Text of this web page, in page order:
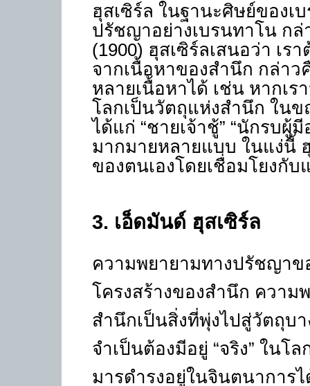
ฮุสเซิร์ล ในฐานะศิษย์ของ
ปรัชญาอย่างเบรนทาโน ก
(1900) ฮุสเซิร์ลเสนอว่า เ
จากเนื้อหาของสำนึก กล่า
หลายเนื้อหาได้ เช่น หากเ
โลกเป็นวัตถุแห่งสำนึก ใน
ได้แก่ “ชายเจ้าชู้” “นักรบผู้
มากมายหลายแบบ ในแง่นี้
ของตนเองโดยเชื่อมโยงกั
3. เอ็ดมันด์ ฮุสเซิร์ล
ความพยายามทางปรัชญา
โครงสร้างของสำนึก ความ
สำนึกเป็นสิ่งที่พุ่งไปสู่วัตถุบ
จำเป็นต้องมีอยู่ “จริง” ใน
มารดำรงอยู่ในจินตนาการ